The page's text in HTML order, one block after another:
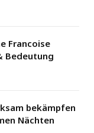
Francoise
Bedeutung
bekämpfen
Nächten